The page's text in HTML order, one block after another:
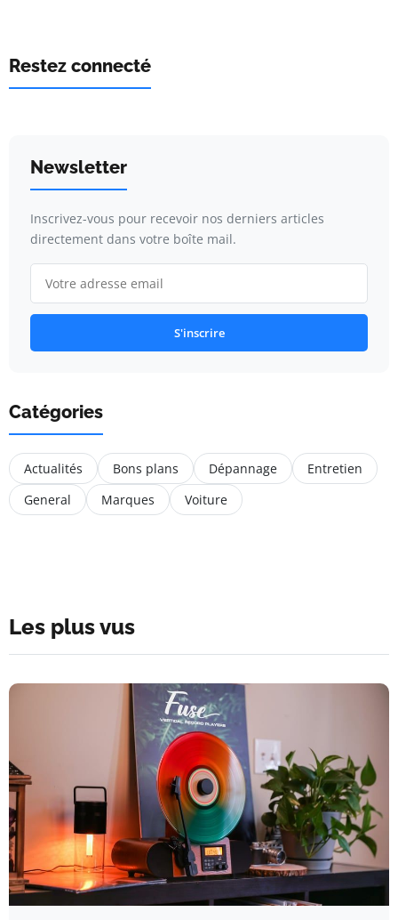
Restez connecté
Newsletter
Inscrivez-vous pour recevoir nos derniers articles
directement dans votre boîte mail.
S'inscrire
Catégories
Actualités Bons plans Dépannage
Entretien
General
Marques Voiture
Les plus vus